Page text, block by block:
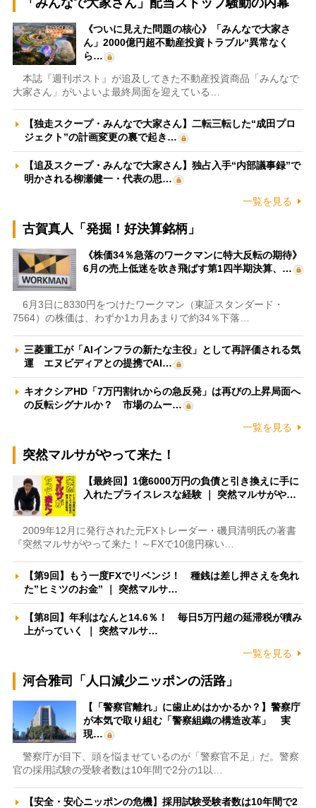
《ついに見えた問題の核心》「みんなで大家さ
ん」2000億円超不動産投資トラブル“異常なく
ら…
本誌『週刊ポスト』が追及してきた不動産投資商品「みんなで
大家さん」がいよいよ最終局面を迎えている…
【独走スクープ・みんなで大家さん】二転三転した“成田プロ
ジェクト”の計画変更の裏で起き…
【追及スクープ・みんなで大家さん】独占入手“内部議事録”で
明かされる柳瀬健一・代表の思…
一覧を見る
古賀真人「発掘！好決算銘柄」
《株価34％急落のワークマンに特大反転の期待》
6月の売上低迷を吹き飛ばす第1四半期決算、…
6月3日に8330円をつけたワークマン（東証スタンダード・
7564）の株価は、わずか1カ月あまりで約34％下落…
三菱重工が「AIインフラの新たな主役」として再評価される気
運 エヌビディアとの提携でAI…
キオクシアHD「7万円割れからの急反発」は再びの上昇局面へ
の反転シグナルか？ 市場のムー…
一覧を見る
突然マルサがやって来た！
【最終回】1億6000万円の負債と引き換えに手に
入れたプライスレスな経験 ｜ 突然マルサがや…
2009年12月に発行された元FXトレーダー・磯貝清明氏の著書
『突然マルサがやって来た！～FXで10億円稼い…
【第9回】もう一度FXでリベンジ！ 種銭は差し押さえを免れ
た”ヒミツのお金” ｜ 突然マルサ…
【第8回】年利はなんと14.6％！ 毎日5万円超の延滞税が積み
上がっていく ｜ 突然マルサ…
一覧を見る
河合雅司「人口減少ニッポンの活路」
【「警察官離れ」に歯止めはかかるか？】警察庁
が本気で取り組む「警察組織の構造改革」 実
現…
警察庁が目下、頭を悩ませているのが「警察官不足」だ。警察
官の採用試験の受験者数は10年間で2分の1以…
【安全・安心ニッポンの危機】採用試験受験者数は10年間で2